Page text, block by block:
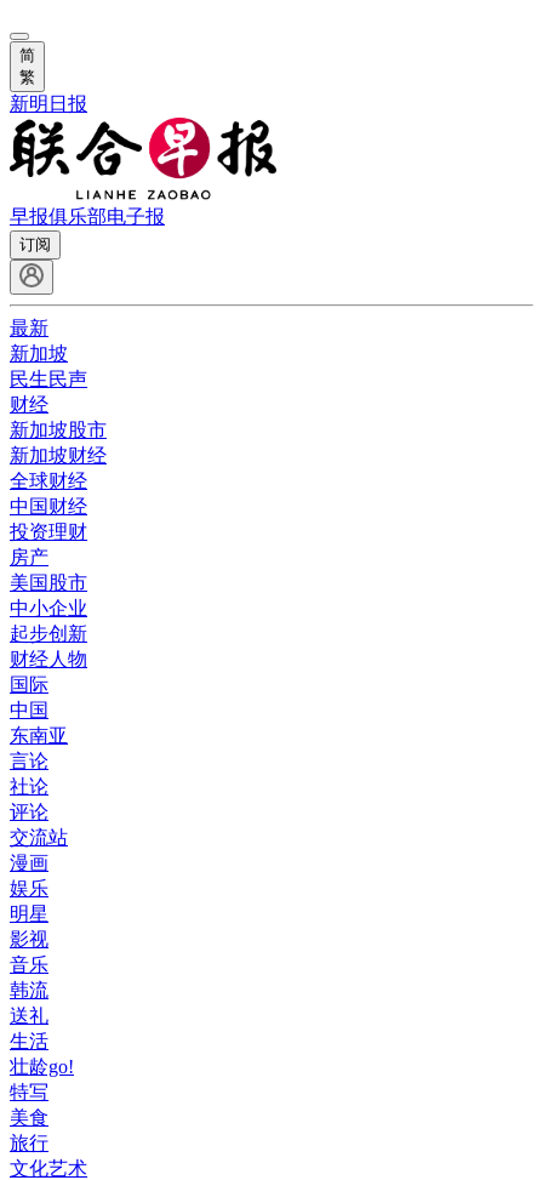
简
繁
新明日报
早报俱乐部电子报
订阅
最新
新加坡
民生民声
财经
新加坡股市
新加坡财经
全球财经
中国财经
投资理财
房产
美国股市
中小企业
起步创新
财经人物
国际
中国
东南亚
言论
社论
评论
交流站
漫画
娱乐
明星
影视
音乐
韩流
送礼
生活
壮龄go!
特写
美食
旅行
文化艺术